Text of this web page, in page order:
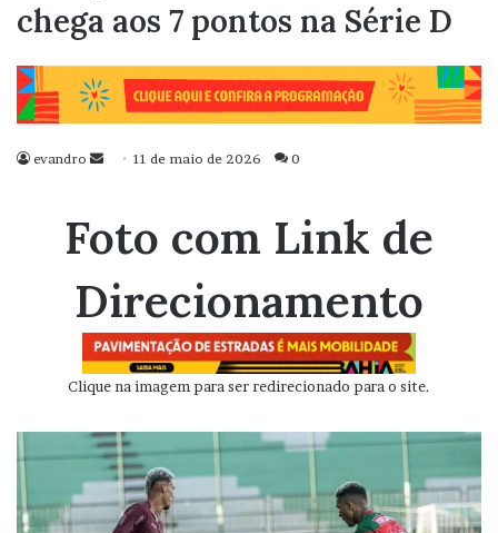
chega aos 7 pontos na Série D
evandro
Mande
mail
11 de maio de 2026 0
Foto com Link de
Direcionamento
Clique na imagem para ser redirecionado para o site.